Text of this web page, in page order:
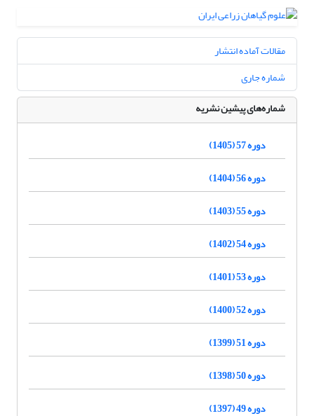
مقالات آماده انتشار
شماره جاری
شماره‌های پیشین نشریه
دوره 57 (1405)
دوره 56 (1404)
دوره 55 (1403)
دوره 54 (1402)
دوره 53 (1401)
دوره 52 (1400)
دوره 51 (1399)
دوره 50 (1398)
دوره 49 (1397)